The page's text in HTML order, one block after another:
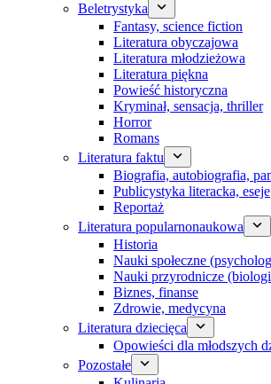
Beletrystyka
Fantasy, science fiction
Literatura obyczajowa
Literatura młodzieżowa
Literatura piękna
Powieść historyczna
Kryminał, sensacja, thriller
Horror
Romans
Literatura faktu
Biografia, autobiografia,
Publicystyka literacka, eseje
Reportaż
Literatura popularnonaukowa
Historia
Nauki społeczne
Nauki przyrodnicze
Biznes, finanse
Zdrowie, medycyna
Literatura dziecięca
Opowieści dla młodszych
Pozostałe